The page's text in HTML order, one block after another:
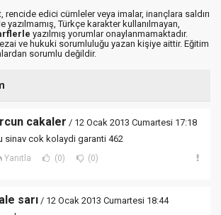
rencide edici cümleler veya imalar, inançlara saldırı
yazılmamış, Türkçe karakter kullanılmayan,
yazılmış yorumlar onaylanmamaktadır.
ve hukuki sorumluluğu yazan kişiye aittir. Eğitim
sorumlu değildir.
cakaler / 12 Ocak 2013 Cumartesi 17:18
sinav cok kolaydi garanti 462
Yanıtla (0) (0)
sarı/ 12 Ocak 2013 Cumartesi 18:44